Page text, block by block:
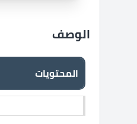
الوصف
المحتويات